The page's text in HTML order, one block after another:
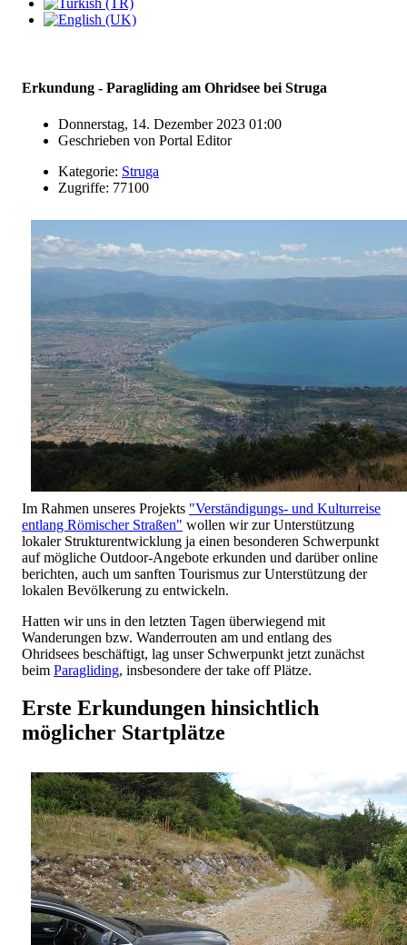
Erkundung - Paragliding am Ohridsee bei Struga
Donnerstag, 14. Dezember 2023 01:00
Geschrieben von Portal Editor
Kategorie: Struga
Zugriffe: 77100
Im Rahmen unseres Projekts "Verständigungs- und Kulturreise
entlang Römischer Straßen" wollen wir zur Unterstützung
lokaler Strukturentwicklung ja einen besonderen Schwerpunkt
auf mögliche Outdoor-Angebote erkunden und darüber online
berichten, auch um sanften Tourismus zur Unterstützung der
lokalen Bevölkerung zu entwickeln.
Hatten wir uns in den letzten Tagen überwiegend mit
Wanderungen bzw. Wanderrouten am und entlang des
Ohridsees beschäftigt, lag unser Schwerpunkt jetzt zunächst
beim Paragliding, insbesondere der take off Plätze.
Erste Erkundungen hinsichtlich
möglicher Startplätze